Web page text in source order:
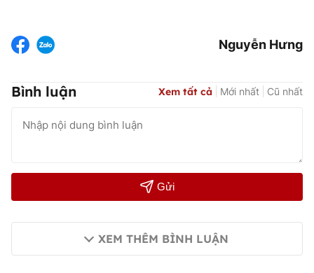
Nguyễn Hưng
Bình luận Xem tất cả Mới nhất Cũ nhất
Gửi
XEM THÊM BÌNH LUẬN